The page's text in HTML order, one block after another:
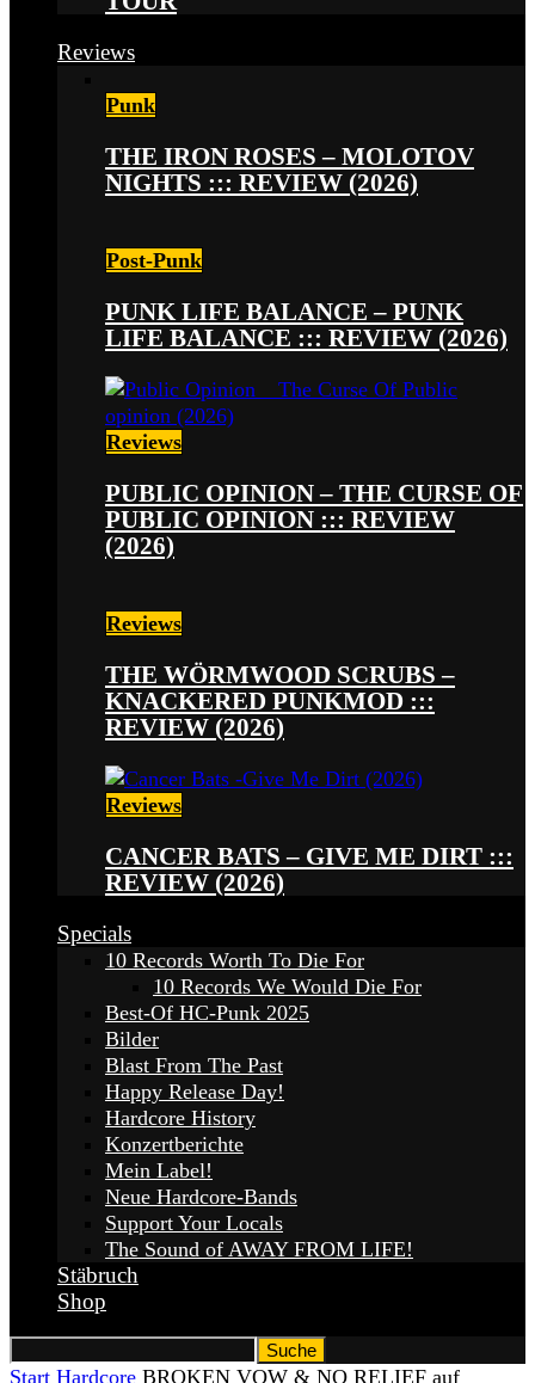
Reviews
Punk
THE IRON ROSES – MOLOTOV
NIGHTS ::: REVIEW (2026)
Post-Punk
PUNK LIFE BALANCE – PUNK
LIFE BALANCE ::: REVIEW (2026)
Reviews
PUBLIC OPINION – THE CURSE OF
PUBLIC OPINION ::: REVIEW
(2026)
Reviews
THE WÖRMWOOD SCRUBS –
KNACKERED PUNKMOD :::
REVIEW (2026)
Reviews
CANCER BATS – GIVE ME DIRT :::
REVIEW (2026)
Specials
10 Records Worth To Die For
10 Records We Would Die For
Best-Of HC-Punk 2025
Bilder
Blast From The Past
Happy Release Day!
Hardcore History
Konzertberichte
Mein Label!
Neue Hardcore-Bands
Support Your Locals
The Sound of AWAY FROM LIFE!
Stäbruch
Shop
Start Hardcore BROKEN VOW & NO RELIEF auf